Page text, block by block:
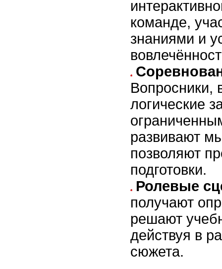
команде,
знаниями и
Вопросники,
логические
развивают
позволяют
подготовки.
Ролевые
получают
решают
действуя в
сюжета.